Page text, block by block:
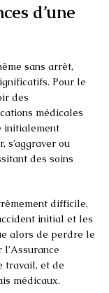
d’une
sans arrêt,
Pour le
des
médicales
initialement
s’aggraver ou
des soins
difficile,
initial et les
alors de perdre le
travail, et de
médicaux.